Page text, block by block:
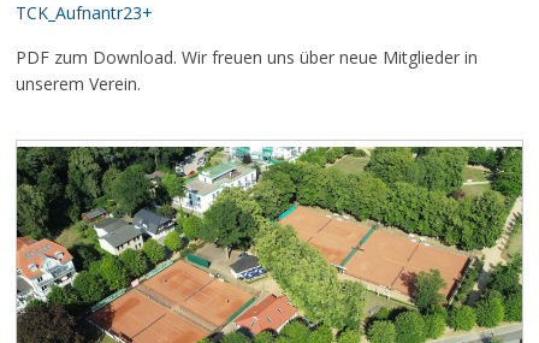
TCK_Aufnantr23+
PDF zum Download. Wir freuen uns über neue Mitglieder in
unserem Verein.